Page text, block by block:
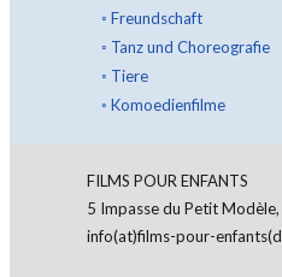
◦ Freundschaft
◦ Tanz und Choreografie
◦ Tiere
◦ Komoedienfilme
FILMS POUR ENFANTS
5 Impasse du Petit
info(at)films-pour-